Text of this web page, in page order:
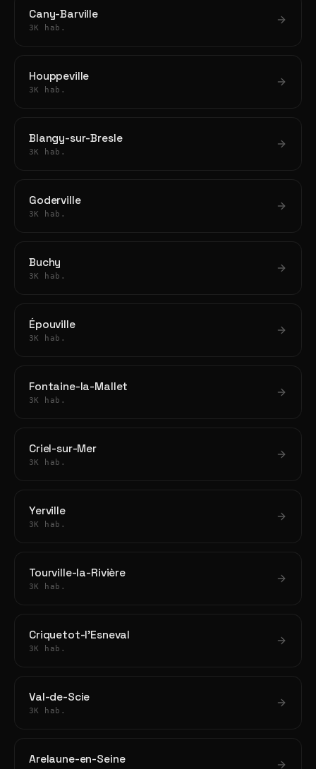
Cany-Barville
3K hab.
Houppeville
3K hab.
Blangy-sur-Bresle
3K hab.
Goderville
3K hab.
Buchy
3K hab.
Épouville
3K hab.
Fontaine-la-Mallet
3K hab.
Criel-sur-Mer
3K hab.
Yerville
3K hab.
Tourville-la-Rivière
3K hab.
Criquetot-l'Esneval
3K hab.
Val-de-Scie
3K hab.
Arelaune-en-Seine